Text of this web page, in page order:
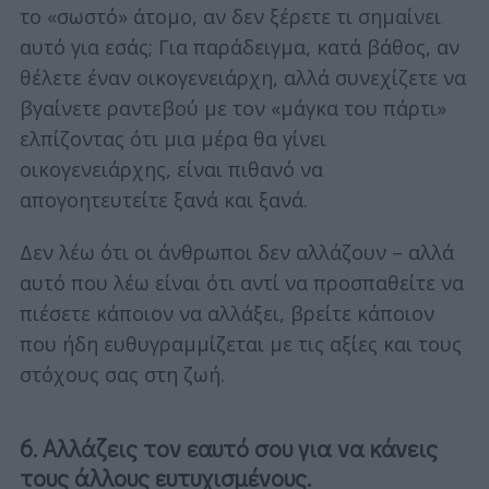
το «σωστό» άτομο, αν δεν ξέρετε τι σημαίνει
αυτό για εσάς; Για παράδειγμα, κατά βάθος, αν
θέλετε έναν οικογενειάρχη, αλλά συνεχίζετε να
βγαίνετε ραντεβού με τον «μάγκα του πάρτι»
ελπίζοντας ότι μια μέρα θα γίνει
οικογενειάρχης, είναι πιθανό να
απογοητευτείτε ξανά και ξανά.
Δεν λέω ότι οι άνθρωποι δεν αλλάζουν – αλλά
αυτό που λέω είναι ότι αντί να προσπαθείτε να
πιέσετε κάποιον να αλλάξει, βρείτε κάποιον
που ήδη ευθυγραμμίζεται με τις αξίες και τους
στόχους σας στη ζωή.
6. Αλλάζεις τον εαυτό σου για να κάνεις
τους άλλους ευτυχισμένους.